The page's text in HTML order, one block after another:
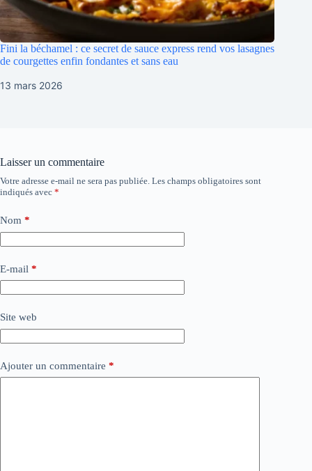
Fini la béchamel : ce secret de sauce express rend vos lasagnes
de courgettes enfin fondantes et sans eau
13 mars 2026
Laisser un commentaire
Votre adresse e-mail ne sera pas publiée. Les champs obligatoires sont
indiqués avec *
Nom *
E-mail *
Site web
Ajouter un commentaire *